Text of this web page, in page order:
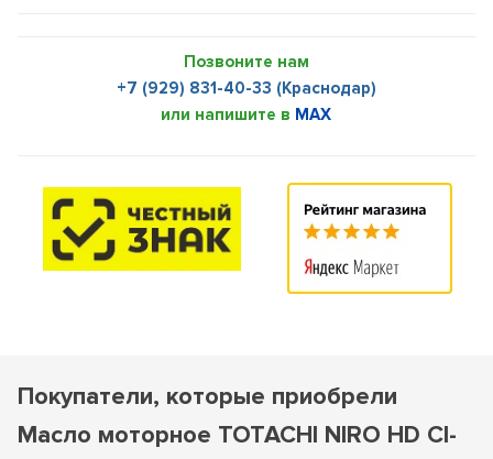
Позвоните нам
+7 (929) 831-40-33 (Краснодар)
или напишите в MAX
Покупатели, которые приобрели
Масло моторное TOTACHI NIRO HD CI-